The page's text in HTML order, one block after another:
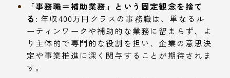
「事務職＝補助業務」という固定観念を捨て
る: 年収400万円クラスの事務職は、単なるル
ーティンワークや補助的な業務に留まらず、よ
り主体的で専門的な役割を担い、企業の意思決
定や事業推進に深く関与することが期待されま
す。